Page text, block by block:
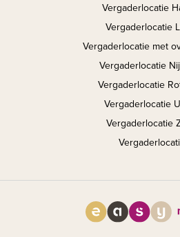
Vergaderlocatie
Vergaderlocatie
Vergaderlocatie met
Vergaderlocatie
Vergaderlocatie
Vergaderlocatie
Vergaderlocatie